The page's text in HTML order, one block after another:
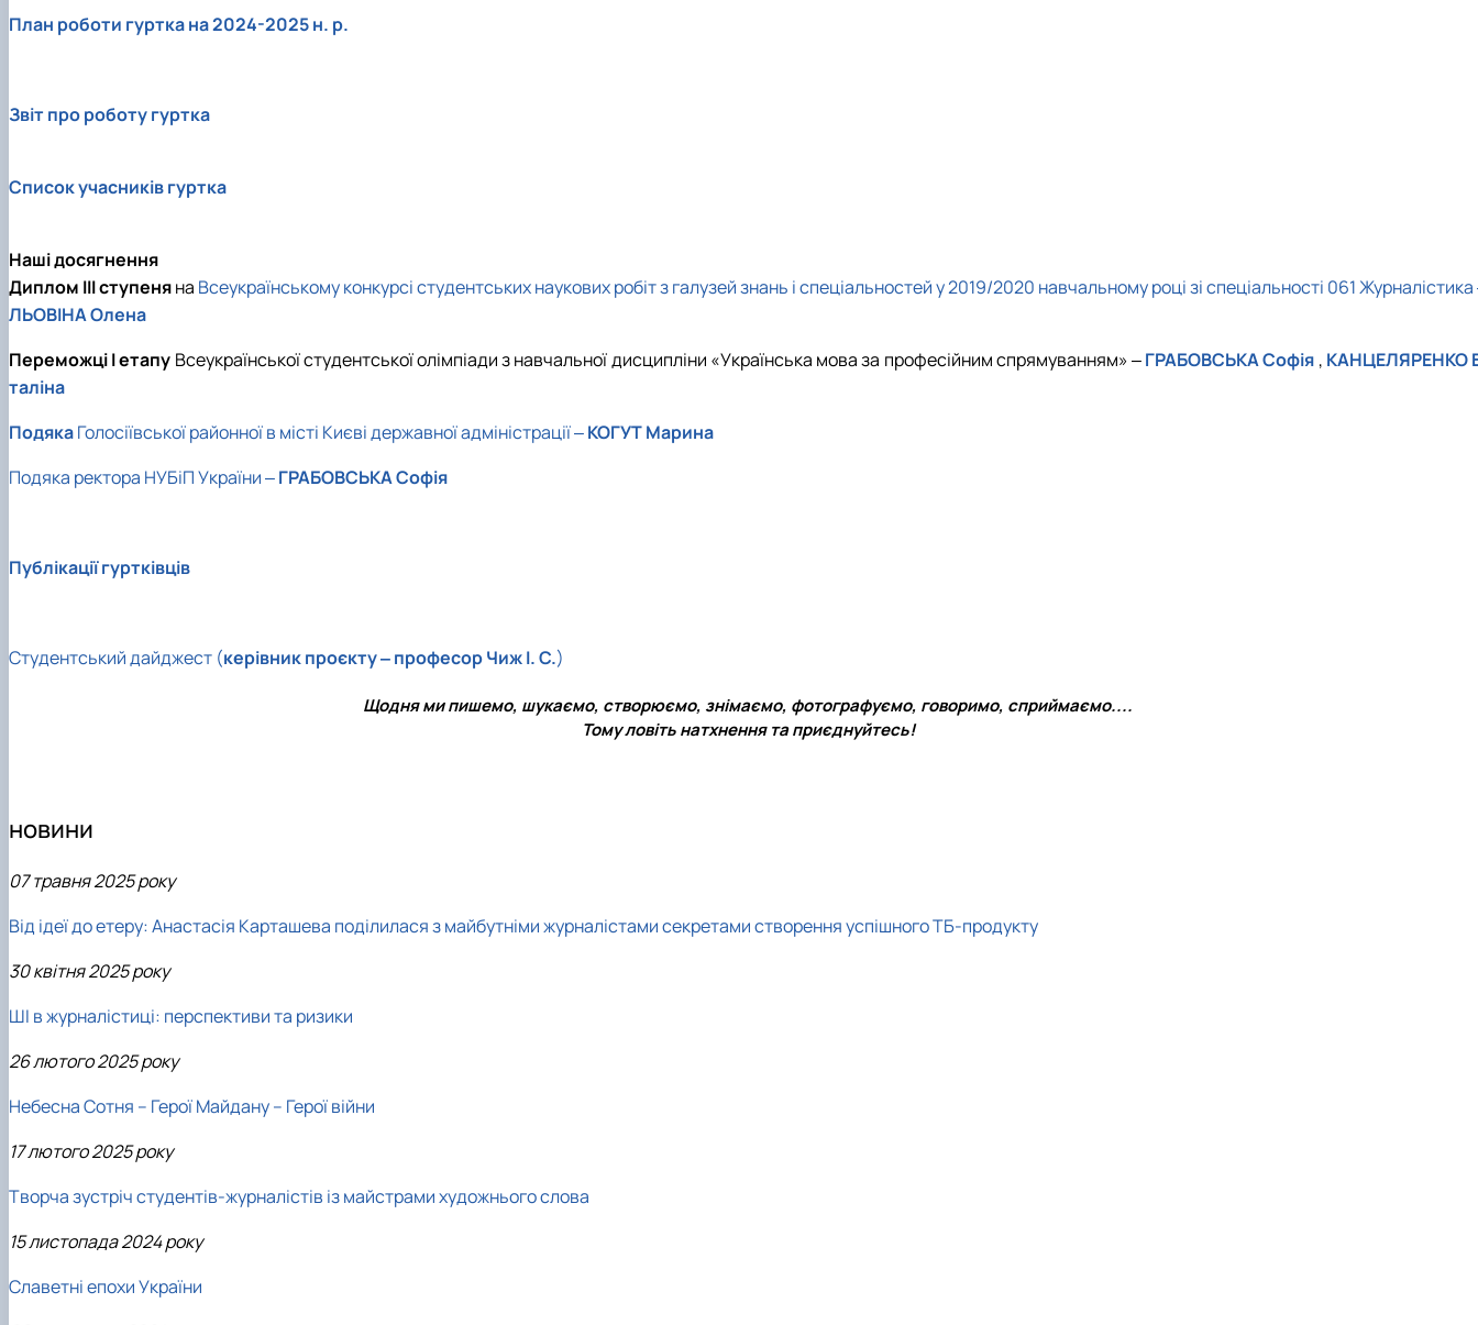
План роботи гуртка на 2024-2025 н. р.
Звіт про роботу гуртка
Список учасників гуртка
Наші досягнення
Диплом III cтупеняна Всеукраїнському конкурсі студентських наукових робіт з галузей знань і спеціальностей у 2019/2020 навчальному році зі спеціальності 061 Журналістика
ЛЬОВІНА Олена
Переможці І етапу Всеукраїнської студентської олімпіади з навчальної дисципліни «Українська мова за професійним спрямуванням» ‒ГРАБОВСЬКА Софія , КАНЦЕЛЯРЕНКО
таліна
ПодякаГолосіївської районної в місті Києві державної адміністрації‒КОГУТ Марина
Подяка ректора НУБіП України ‒ГРАБОВСЬКА Софія
Публікації гуртківців
Студентський дайджест (керівник проєкту ‒професор Чиж І. С.)
Щодня ми пишемо, шукаємо, створюємо, знімаємо, фотографуємо, говоримо, сприймаємо....
Тому ловіть натхнення та приєднуйтесь!
новини
07травня 2025 року
Від ідеї до етеру: Анастасія Карташева поділилася з майбутніми журналістами секретами створення успішного ТБ-продукту
30квітня 2025 року
ШІ в журналістиці: перспективи та ризики
26лютого 2025 року
Небесна Сотня – Герої Майдану – Герої війни
17лютого 2025 року
Творча зустріч студентів-журналістів із майстрами художнього слова
15листопада 2024 року
Славетні епохи України